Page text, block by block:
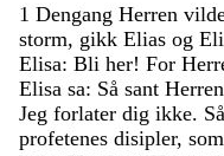
1 Dengang Herren
storm, gikk Elias og
Elisa: Bli her! For
Elisa sa: Så sant Herren
Jeg forlater dig ikke. Så
profetenes disipler, som